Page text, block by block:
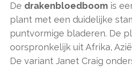
De drakenbloedboom is
plant met een duidelijke
puntvormige bladeren. De
oorspronkelijk uit Afrika,
De variant Janet Craig